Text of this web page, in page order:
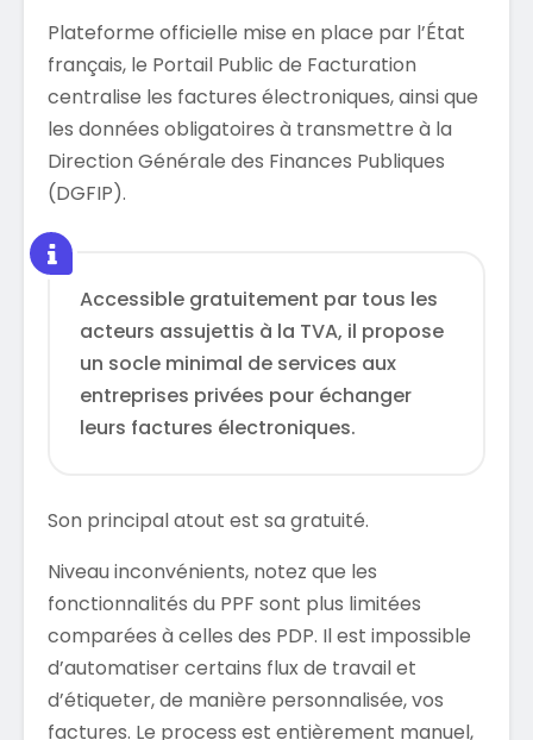
Plateforme officielle mise en place par l’État
français, le Portail Public de Facturation
centralise les factures électroniques, ainsi que
les données obligatoires à transmettre à la
Direction Générale des Finances Publiques
(DGFIP).
Accessible gratuitement par tous les
acteurs assujettis à la TVA, il propose
un socle minimal de services aux
entreprises privées pour échanger
leurs factures électroniques.
Son principal atout est sa gratuité.
Niveau inconvénients, notez que les
fonctionnalités du PPF sont plus limitées
comparées à celles des PDP. Il est impossible
d’automatiser certains flux de travail et
d’étiqueter, de manière personnalisée, vos
factures. Le process est entièrement manuel,